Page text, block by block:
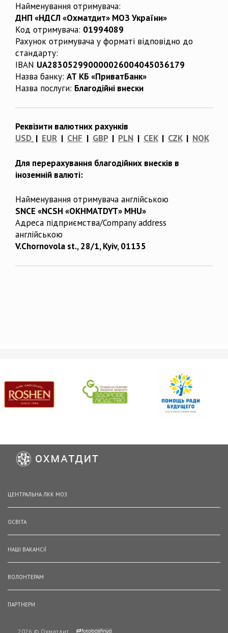
Найменування отримувача:
ДНП «НДСЛ «Охматдит» МОЗ України»
Код отримувача: 01994089
Рахунок отримувача у форматі відповідно до
стандарту:
IBAN UA283052990000026004045036179
Назва банку: АТ КБ «ПриватБанк»
Назва послуги: Благодійні внески
Реквізити валютних рахунків
USD | EUR | CHF | GBP| PLN | CEK| CZK| NOK
Для перерахування благодійних внесків в
іноземній валюті:
Найменування отримувача англійською
SNCE «NCSH «OKHMATDYT» MHU»
Адреса підприємства/Company address
англійською
V.Chornovola st., 28/1, Kyiv, 01135
ЦЕНТРАЛЬНА ЛКК МОЗ
ОСВІТА
НАШІ ВАКАНСІЇ
ВОЛОНТЕРАМ
ПАРТНЕРИ
2026 © Охматдит